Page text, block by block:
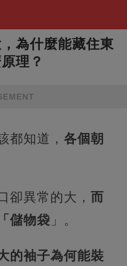
為什麼能藏住東
理？
都知道， 各個朝
卻異常的大， 而
儲物袋 」。
的袖子為何能裝